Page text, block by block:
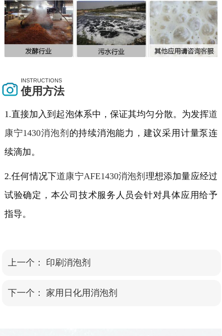
INSTRUCTIONS
使用方法
1.直接加入到起泡体系中，保证其均匀分散。为发挥道
康宁1430消泡剂 的持续消泡能力，建议采用计量泵连
续滴加。
2.任何情况下道康宁AFE1430消泡剂 理想添加量应经过
试验确定，本公司技术服务人员会针对具体应用给予
指导。
上一个： 印刷消泡剂
下一个： 家用日化用消泡剂